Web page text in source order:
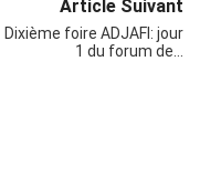
Article Suivant
Dixième foire ADJAFI: jour
1 du forum de…